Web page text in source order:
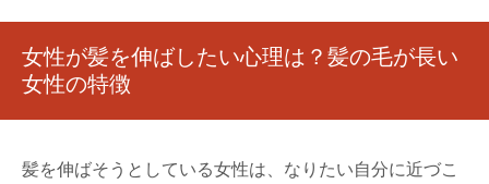
女性が髪を伸ばしたい心理は？髪の毛が長い
女性の特徴
髪を伸ばそうとしている女性は、なりたい自分に近づこ